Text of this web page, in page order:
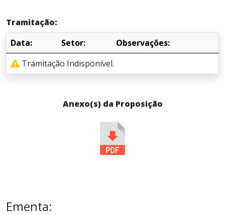
Tramitação:
Data:
Setor:
Observações:
Tramitação Indisponível.
Anexo(s) da Proposição
Ementa: